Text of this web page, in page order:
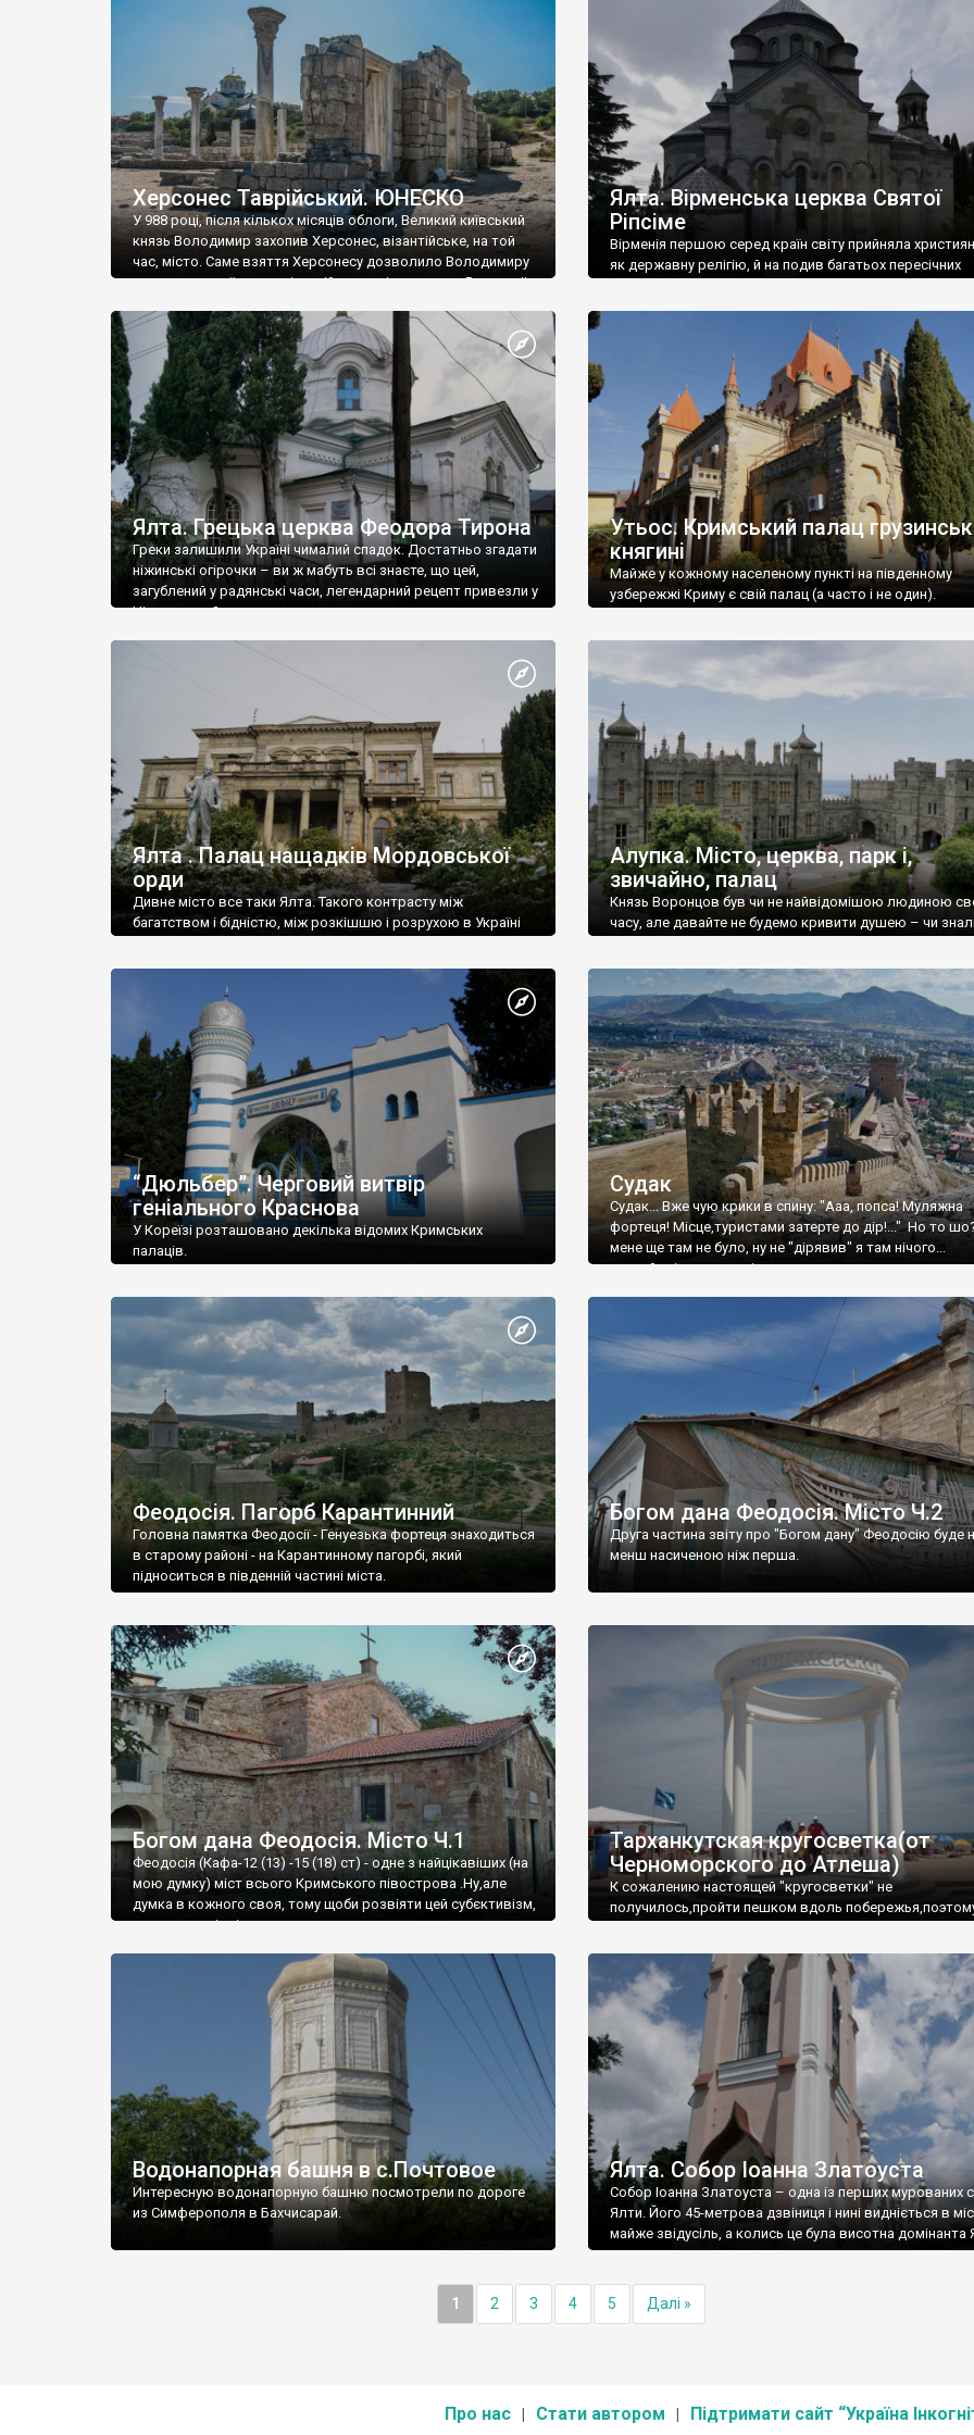
візантійської доби. Раритети викрадені з фондів об’єкту
культурної спадщини ЮНЕСКО «Херсонеса Таврійського».
Офіційно – на виставку «Золото Візантії», але експерти та
влада в Україні вважають це лише […]
називаються «повстяками» (postaki)…” “Вино. Крим
виробляє відмінне вино і його вдосталь: воно все
легке біле і дуже […]
Херсонес Таврійський. ЮНЕСКО
У 988 році, після кількох місяців облоги, Великий київський
князь Володимир захопив Херсонес, візантійське, на той
час, місто. Саме взяття Херсонесу дозволило Володимиру
диктувати свої умови візантійському імператору Василю ІІ,
Херсонесі Володимир-язичник, став Василем-
християнином. А потім було Хрещення Русі. На честь
Херсонесу Таврійського названо місто […]
Ялта. Вірменська церква Святої
Ріпсіме
Вірменія першою серед країн світу прийняла
як державну релігію, й на подив багатьох пересічних
Ялта. Грецька церква Феодора Тирона
Греки залишили Україні чималий спадок. Достатньо згадати
ніжинські огірочки – ви ж мабуть всі знаєте, що цей,
загублений у радянські часи, легендарний рецепт привезли у
Ніжин греки?
Утьос. Кримський палац
княгині
Майже у кожному населеному пункті на південному
узбережжі Криму є свій палац (а часто і не один).
Ялта . Палац нащадків Мордовської
орди
Дивне місто все таки Ялта. Такого контрасту між
багатством і бідністю, між розкішшю і розрухою в Україні
Алупка. Місто, церква, парк і,
звичайно, палац
Князь Воронцов був чи не найвідомішою людиною
часу, але давайте не будемо кривити душею – чи
“Дюльбер”. Черговий витвір
геніального Краснова
У Кореїзі розташовано декілька відомих Кримських
палаців.
Судак
Судак... Вже чую крики в спину: "Ааа, попса! Муляжна
фортеця! Місце,туристами затерте до дір!..." Но то
мене ще там не було, ну не "дірявив" я там нічого...
принаймні до цього літа.
Феодосія. Пагорб Карантинний
Головна памятка Феодосії - Генуезька фортеця знаходиться
в старому районі - на Карантинному пагорбі, який
підноситься в південній частині міста.
Богом дана Феодосія. Місто Ч.2
Друга частина звіту про "Богом дану" Феодосію буде
менш насиченою ніж перша.
Богом дана Феодосія. Місто Ч.1
Феодосія (Кафа-12 (13) -15 (18) ст) - одне з найцікавіших (на
мою думку) міст всього Кримського півострова .Ну,але
думка в кожного своя, тому щоби розвіяти цей субєктивізм,
запрошую відвідати це
Тарханкутская кругосветка(от
Черноморского до Атлеша)
К сожалению настоящей "кругосветки" не
получилось,пройти пешком вдоль
Водонапорная башня в с.Почтовое
Интересную водонапорную башню посмотрели по дороге
из Симферополя в Бахчисарай.
Ялта. Собор Іоанна Златоуста
Собор Іоанна Златоуста – одна із перших мурованих
Ялти. Його 45-метрова дзвіниця і нині видніється в
майже звідусіль, а колись це була висотна домінанта
1 2 3 4 5 Далі »
Про нас Стати автором Підтримати сайт “Україна